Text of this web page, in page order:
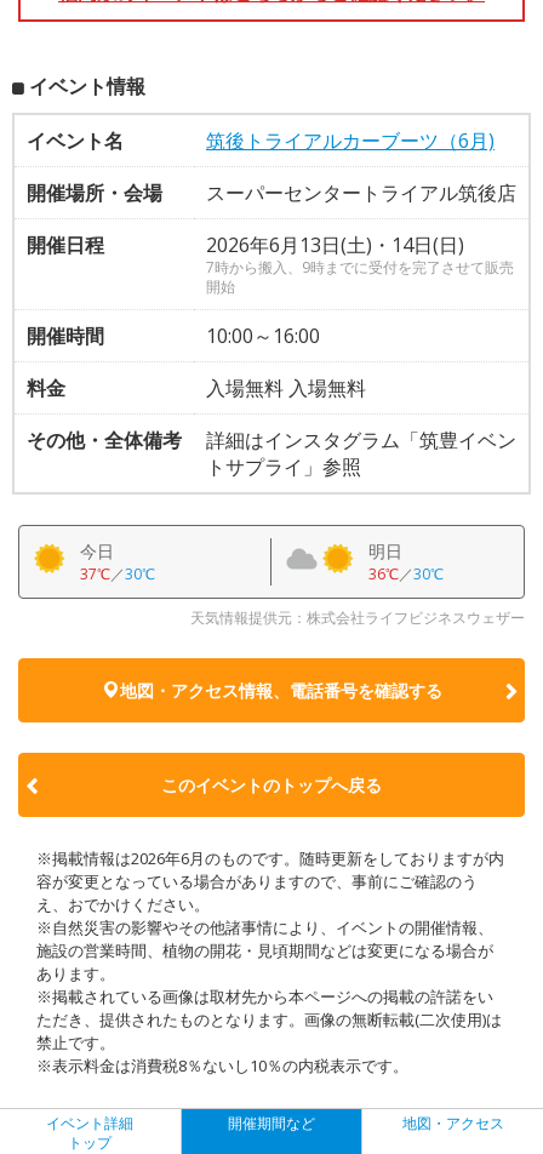
イベント情報
イベント名
筑後トライアルカーブーツ（6月)
開催場所・会場
スーパーセンタートライアル筑後店
開催日程
2026年6月13日(土)・14日(日)
7時から搬入、9時までに受付を完了させて販売
開始
開催時間
10:00～16:00
料金
入場無料 入場無料
その他・全体備考
詳細はインスタグラム「筑豊イベン
トサプライ」参照
今日
37℃／30℃
明日
36℃／30℃
天気情報提供元：株式会社ライフビジネスウェザー
地図・アクセス情報、電話番号を確認する
このイベントのトップへ戻る
※掲載情報は2026年6月のものです。随時更新をしておりますが内
容が変更となっている場合がありますので、事前にご確認のう
え、おでかけください。
※自然災害の影響やその他諸事情により、イベントの開催情報、
施設の営業時間、植物の開花・見頃期間などは変更になる場合が
あります。
※掲載されている画像は取材先から本ページへの掲載の許諾をい
ただき、提供されたものとなります。画像の無断転載(二次使用)は
禁止です。
※表示料金は消費税8％ないし10％の内税表示です。
イベント詳細
トップ
開催期間など 地図・アクセス